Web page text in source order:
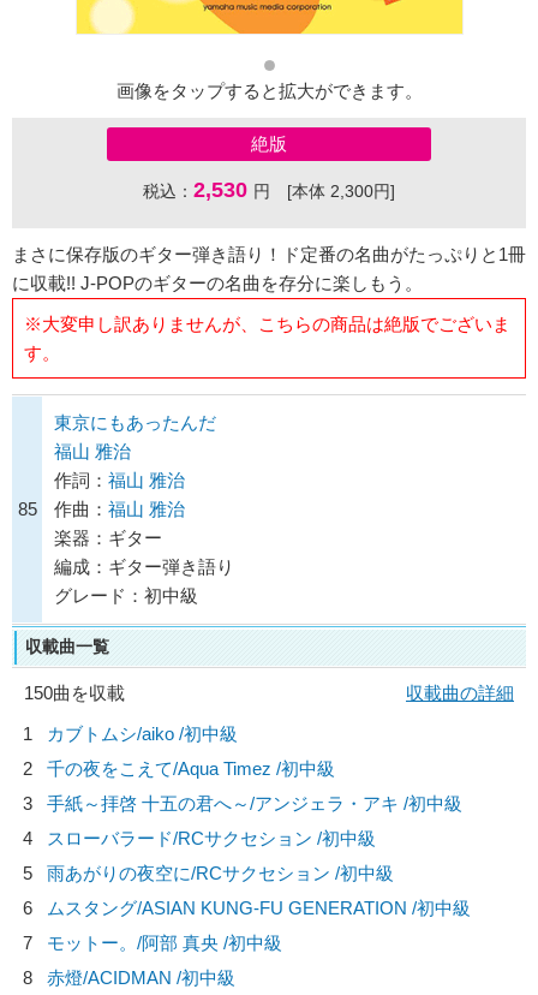
画像をタップすると拡大ができます。
絶版
税込： 2,530 円 [本体 2,300円]
まさに保存版のギター弾き語り！ド定番の名曲がたっぷりと1冊
に収載!! J-POPのギターの名曲を存分に楽しもう。
※大変申し訳ありませんが、こちらの商品は絶版でございま
す。
85
東京にもあったんだ
福山 雅治
作詞： 福山 雅治
作曲： 福山 雅治
楽器：ギター
編成：ギター弾き語り
グレード：初中級
収載曲一覧
150曲を収載
収載曲の詳細
1
カブトムシ/aiko /初中級
2
千の夜をこえて/Aqua Timez /初中級
3
手紙～拝啓 十五の君へ～/アンジェラ・アキ /初中級
4
スローバラード/RCサクセション /初中級
5
雨あがりの夜空に/RCサクセション /初中級
6
ムスタング/ASIAN KUNG-FU GENERATION /初中級
7
モットー。/阿部 真央 /初中級
8
赤燈/ACIDMAN /初中級